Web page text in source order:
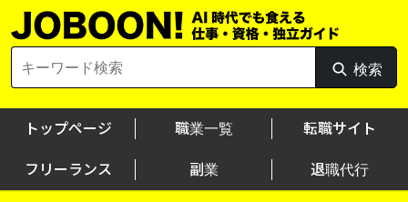
Skip
to
for:
検索
検
索
トップページ 職業一覧 転職サイト
フリーランス 副業 退職代行